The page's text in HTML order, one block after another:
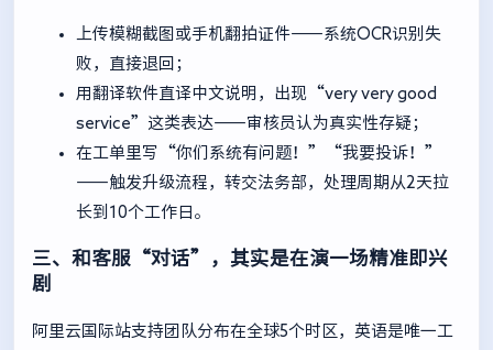
上传模糊截图或手机翻拍证件——系统OCR识别失
败，直接退回；
用翻译软件直译中文说明，出现“very very good
service”这类表达——审核员认为真实性存疑；
在工单里写“你们系统有问题！”“我要投诉！”
——触发升级流程，转交法务部，处理周期从2天拉
长到10个工作日。
三、和客服“对话”，其实是在演一场精准即兴
剧
阿里云国际站支持团队分布在全球5个时区，英语是唯一工